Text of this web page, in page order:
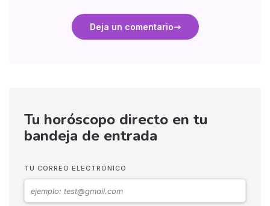
Deja un comentario
Tu horóscopo directo en tu
bandeja de entrada
TU CORREO ELECTRÓNICO